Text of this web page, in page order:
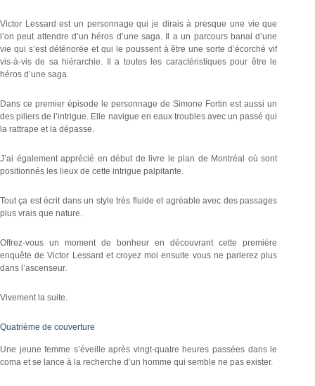
Victor Lessard est un personnage qui je dirais à presque une vie que
l’on peut attendre d’un héros d’une saga. Il a un parcours banal d’une
vie qui s’est détériorée et qui le poussent à être une sorte d’écorché vif
vis-à-vis de sa hiérarchie. Il a toutes les caractéristiques pour être le
héros d’une saga.
Dans ce premier épisode le personnage de Simone Fortin est aussi un
des piliers de l’intrigue. Elle navigue en eaux troubles avec un passé qui
la rattrape et la dépasse.
J’ai également apprécié en début de livre le plan de Montréal où sont
positionnés les lieux de cette intrigue palpitante.
Tout ça est écrit dans un style très fluide et agréable avec des passages
plus vrais que nature.
Offrez-vous un moment de bonheur en découvrant cette première
enquête de Victor Lessard et croyez moi ensuite vous ne parlerez plus
dans l’ascenseur.
Vivement la suite.
Quatrième de couverture
Une jeune femme s’éveille après vingt-quatre heures passées dans le
coma et se lance à la recherche d’un homme qui semble ne pas exister.